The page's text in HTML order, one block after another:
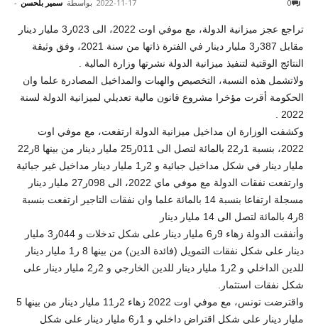
بواسطة سمير بلحسن - 2022-11-17 0
تراجع عجز ميزانية الدولة، مع موفي اوت 2022، الى 023ر3 مليار دينار
مقابل 387ر3 مليار دينار في الفترة ذاتها من سنة 2021، وفق وثيقة
النتائج الوقتية لتنفيذ ميزانية الدولة نشرتها وزارة المالية .
ولاتشمل هذه النسبة، التخصيص والهبات والمداخيل المصادرة علما وان
الحكومة أقرت مؤخرا مشروع قانون مالية تعديلي لميزانية الدولة لسنة
2022 .
وكشفت الوزارة ان مداخيل ميزانية الدولة ارتفعت، مع موفي اوت
2022، بنسبة 1ر22 بالمائة لتصل الى 011ر25 مليار دينار من بينها 8ر22
مليار دينار في شكل مداخيل جبائية و 2ر1 مليار دينار مداخيل غير جبائية
وارتفعت نفقات الدولة مع موفي ماي 2022، الى 098ر27 مليار دينار
مسجلة ارتفاعا بنسبة 14 بالمائة علما وان نفقات التاجير ارتفعت بنسبة
8ر4 بالمائة لتصل الى 14 مليار دينار
وأنفقت الدولة زهاء 9ر6 مليار دينار على شكل تدخلات و 044ر3 مليار
دينار على شكل نفقات التمويل (فائدة الدين) من بينها 8 ر1 مليار دينار
للدين الداخلي و 2ر1 مليار دينار للدين الخارجي و 2ر2 مليار دينار على
شكل نفقات استثمار.
واقترضت تونس، مع موفي اوت 2022 زهاء 2ر11 مليار دينار من بينها 5
مليار دينار على شكل اقتراض داخلي و 1ر6 مليار دينار على شكل